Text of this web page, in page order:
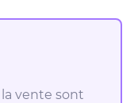
vente sont